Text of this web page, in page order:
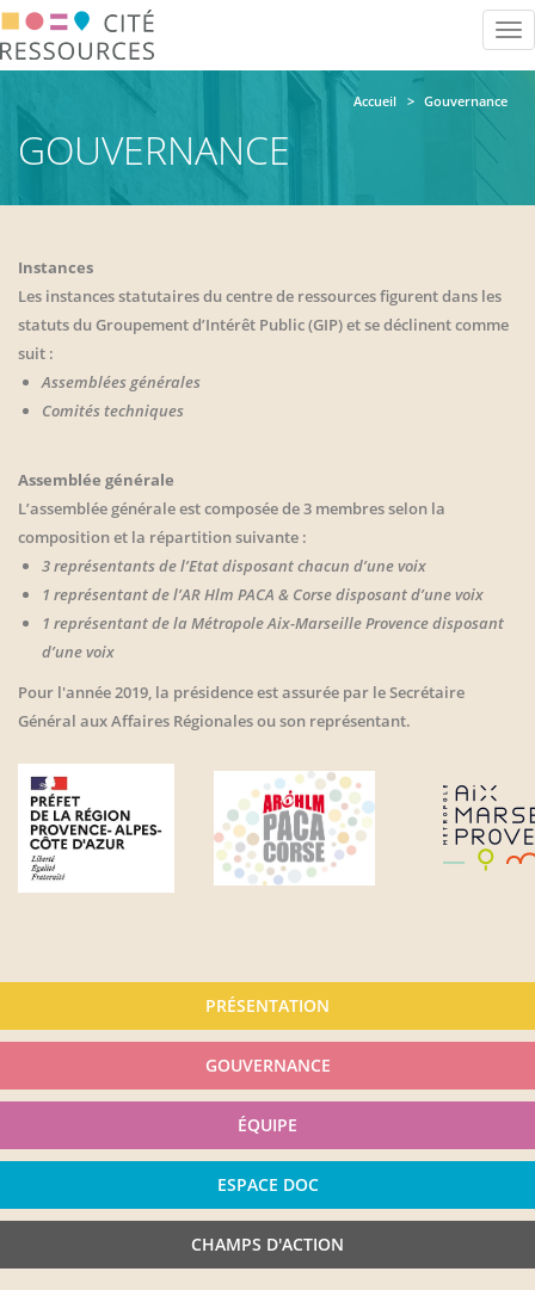
Aller
au
contenu
Accueil Gouvernance
GOUVERNANCE
Instances
Les instances statutaires du centre de ressources figurent dans les
statuts du Groupement d’Intérêt Public (GIP) et se déclinent comme
suit :
Assemblées générales
Comités techniques
Assemblée générale
L’assemblée générale est composée de 3 membres selon la
composition et la répartition suivante :
3 représentants de l’Etat disposant chacun d’une voix
1 représentant de l’AR Hlm PACA & Corse disposant d’une voix
1 représentant de la Métropole Aix-Marseille Provence disposant
d’une voix
Pour l'année 2019, la présidence est assurée par le Secrétaire
Général aux Affaires Régionales ou son représentant.
Menu
PRÉSENTATION
GOUVERNANCE
ÉQUIPE
ESPACE DOC
CHAMPS D'ACTION